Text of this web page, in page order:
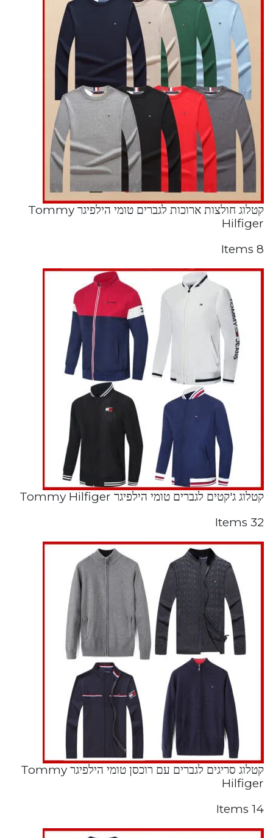
קטלוג חולצות ארוכות לגברים טומי הילפיגר Tommy
Hilfiger
8 Items
קטלוג ג'קטים לגברים טומי הילפיגר Tommy Hilfiger
32 Items
קטלוג סריגים לגברים עם רוכסן טומי הילפיגר Tommy
Hilfiger
14 Items